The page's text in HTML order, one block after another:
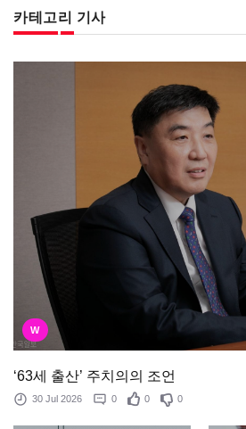
카테고리 기사
W
‘63세 출산’ 주치의의 조언
30 Jul 2026 0 0 0